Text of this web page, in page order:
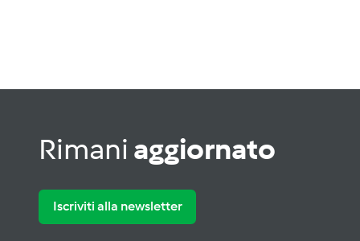
Rimani aggiornato
Iscriviti alla newsletter